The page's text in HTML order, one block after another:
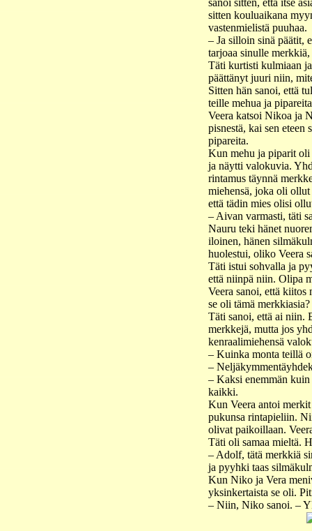
sanoi sitten, että itse
sitten kouluaikana
vastenmielistä puuhaa.
– Ja silloin sinä päätit,
tarjoaa sinulle merkkiä,
Täti kurtisti kulmiaan
päättänyt juuri niin,
Sitten hän sanoi, että
teille mehua ja
Veera katsoi Nikoa ja
pisnestä, kai sen eteen
pipareita.
Kun mehu ja piparit oli
ja näytti valokuvia.
rintamus täynnä
miehensä, joka oli ollut
että tädin mies olisi
– Aivan varmasti, täti
Nauru teki hänet
iloinen, hänen
huolestui, oliko Veera
Täti istui sohvalla ja
että niinpä niin. Olipa
Veera sanoi, että kiitos
se oli tämä
Täti sanoi, että ai niin.
merkkejä, mutta jos
kenraalimiehensä
– Kuinka monta teillä
–
– Kaksi enemmän
kaikki.
Kun Veera antoi
pukunsa rintapieliin.
olivat paikoillaan.
Täti oli samaa mieltä.
– Adolf, tätä merkkiä
ja pyyhki taas
Kun Niko ja Vera
yksinkertaista se oli.
– Niin, Niko sanoi. –